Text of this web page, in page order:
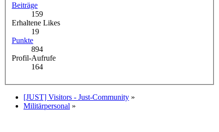
Beiträge
159
Erhaltene Likes
19
Punkte
894
Profil-Aufrufe
164
[JUST] Visitors - Just-Community »
Militärpersonal »